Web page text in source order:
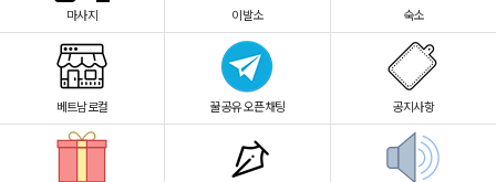
마사지 이발소 숙소
베트남로컬 꿀공유 오픈채팅 공지사항